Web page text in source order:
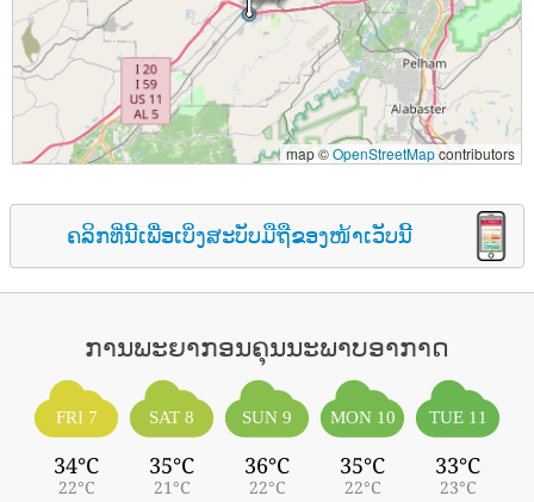
map ©OpenStreetMapcontributors
ຄລິກທີ່ນີ້ເພື່ອເບິ່ງສະບັບມືຖືຂອງໜ້າເວັບນີ້
ການພະຍາກອນຄຸນນະພາບອາກາດ
FRI 7
34°C
22°C
SAT 8
35°C
21°C
SUN 9
36°C
22°C
MON 10
35°C
22°C
TUE 11
33°C
23°C